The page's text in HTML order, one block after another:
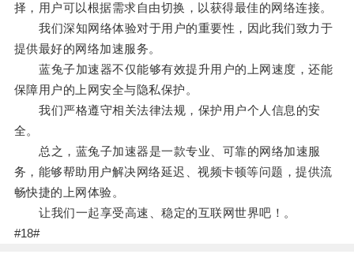
择，用户可以根据需求自由切换，以获得最佳的网络连接。
我们深知网络体验对于用户的重要性，因此我们致力于
提供最好的网络加速服务。
蓝兔子加速器不仅能够有效提升用户的上网速度，还能
保障用户的上网安全与隐私保护。
我们严格遵守相关法律法规，保护用户个人信息的安
全。
总之，蓝兔子加速器是一款专业、可靠的网络加速服
务，能够帮助用户解决网络延迟、视频卡顿等问题，提供流
畅快捷的上网体验。
让我们一起享受高速、稳定的互联网世界吧！。
#18#